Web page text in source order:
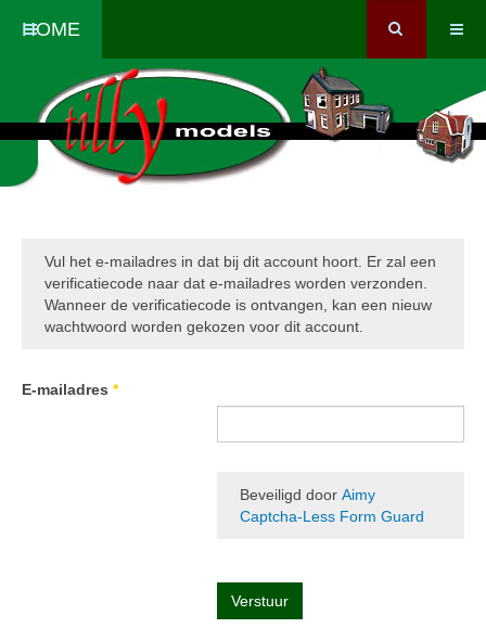
HOME
Vul het e-mailadres in dat bij dit account hoort. Er zal een
verificatiecode naar dat e-mailadres worden verzonden.
Wanneer de verificatiecode is ontvangen, kan een nieuw
wachtwoord worden gekozen voor dit account.
E-mailadres *
Beveiligd door Aimy
Captcha-Less Form Guard
Verstuur